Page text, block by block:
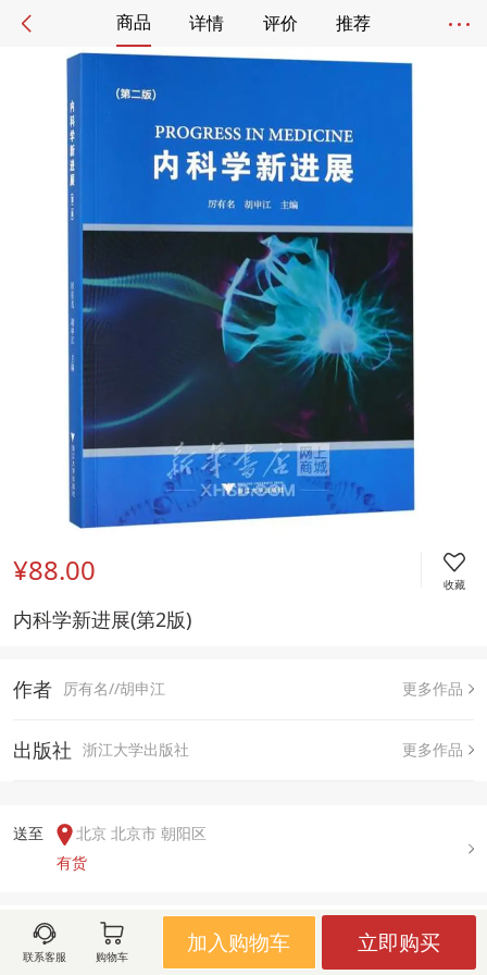
商品 详情 评价 推荐
¥88.00 收藏
内科学新进展(第2版)
作者 厉有名//胡申江 更多作品
出版社 浙江大学出版社 更多作品
送至
北京 北京市 朝阳区
有货
用户评论(
联系客服 购物车
加入购物车 立即购买